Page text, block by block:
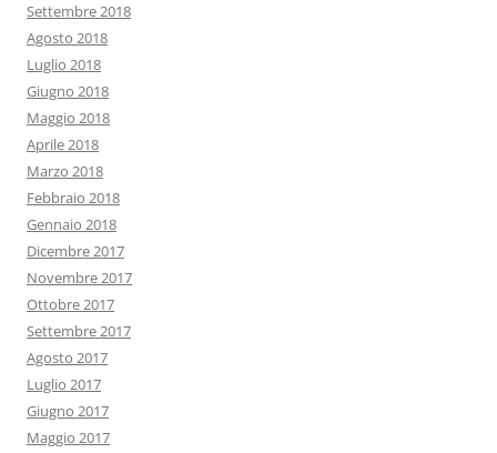
Settembre 2018
Agosto 2018
Luglio 2018
Giugno 2018
Maggio 2018
Aprile 2018
Marzo 2018
Febbraio 2018
Gennaio 2018
Dicembre 2017
Novembre 2017
Ottobre 2017
Settembre 2017
Agosto 2017
Luglio 2017
Giugno 2017
Maggio 2017